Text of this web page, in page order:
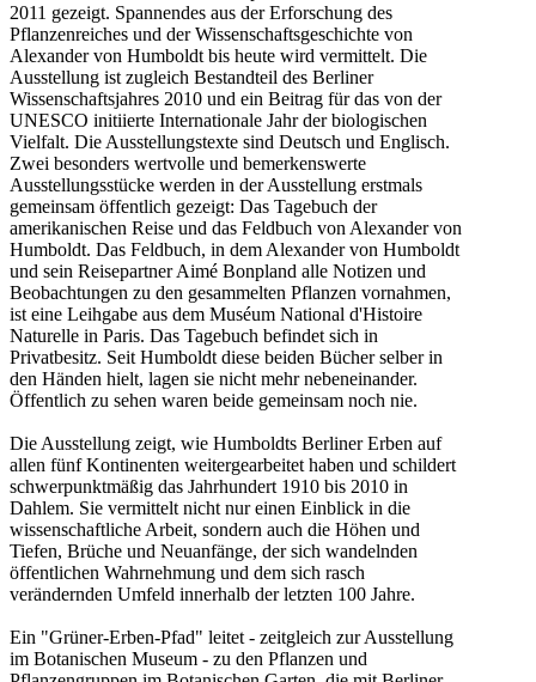
2011 gezeigt. Spannendes aus der Erforschung des
Pflanzenreiches und der Wissenschaftsgeschichte von
Alexander von Humboldt bis heute wird vermittelt. Die
Ausstellung ist zugleich Bestandteil des Berliner
Wissenschaftsjahres 2010 und ein Beitrag für das von der
UNESCO initiierte Internationale Jahr der biologischen
Vielfalt. Die Ausstellungstexte sind Deutsch und Englisch.
Zwei besonders wertvolle und bemerkenswerte
Ausstellungsstücke werden in der Ausstellung erstmals
gemeinsam öffentlich gezeigt: Das Tagebuch der
amerikanischen Reise und das Feldbuch von Alexander von
Humboldt. Das Feldbuch, in dem Alexander von Humboldt
und sein Reisepartner Aimé Bonpland alle Notizen und
Beobachtungen zu den gesammelten Pflanzen vornahmen,
ist eine Leihgabe aus dem Muséum National d'Histoire
Naturelle in Paris. Das Tagebuch befindet sich in
Privatbesitz. Seit Humboldt diese beiden Bücher selber in
den Händen hielt, lagen sie nicht mehr nebeneinander.
Öffentlich zu sehen waren beide gemeinsam noch nie.
Die Ausstellung zeigt, wie Humboldts Berliner Erben auf
allen fünf Kontinenten weitergearbeitet haben und schildert
schwerpunktmäßig das Jahrhundert 1910 bis 2010 in
Dahlem. Sie vermittelt nicht nur einen Einblick in die
wissenschaftliche Arbeit, sondern auch die Höhen und
Tiefen, Brüche und Neuanfänge, der sich wandelnden
öffentlichen Wahrnehmung und dem sich rasch
verändernden Umfeld innerhalb der letzten 100 Jahre.
Ein "Grüner-Erben-Pfad" leitet - zeitgleich zur Ausstellung
im Botanischen Museum - zu den Pflanzen und